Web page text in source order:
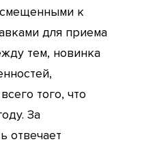
смещенными к
для приема
тем, новинка
того, что
За
отвечает